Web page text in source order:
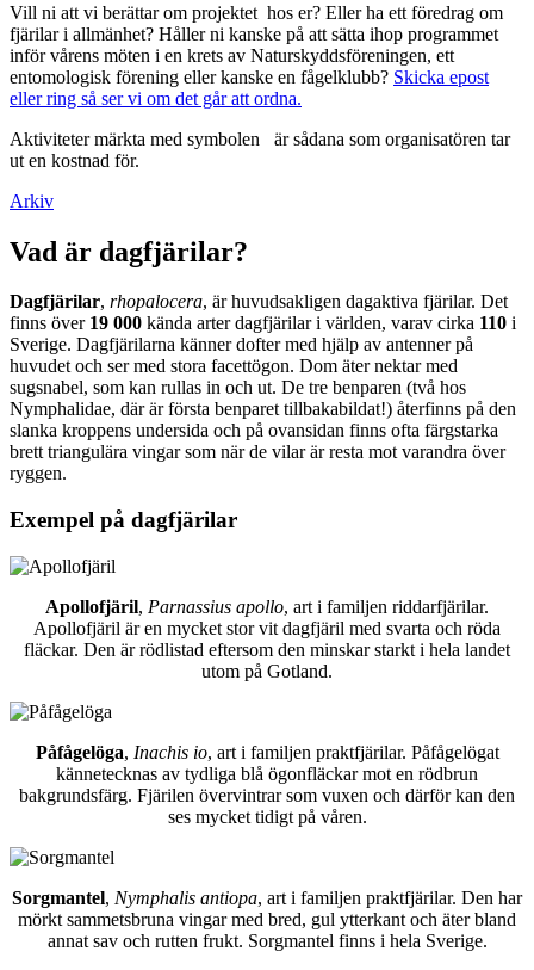
Vill ni att vi berättar om projektet hos er? Eller ha ett föredrag om
fjärilar i allmänhet? Håller ni kanske på att sätta ihop programmet
inför vårens möten i en krets av Naturskyddsföreningen, ett
entomologisk förening eller kanske en fågelklubb? Skicka epost
eller ring så ser vi om det går att ordna.
Aktiviteter märkta med symbolen
är sådana som organisatören tar
ut en kostnad för.
Arkiv
Vad är dagfjärilar?
Dagfjärilar, rhopalocera, är huvudsakligen dagaktiva fjärilar. Det
finns över 19 000 kända arter dagfjärilar i världen, varav cirka 110 i
Sverige. Dagfjärilarna känner dofter med hjälp av antenner på
huvudet och ser med stora facettögon. Dom äter nektar med
sugsnabel, som kan rullas in och ut. De tre benparen (två hos
Nymphalidae, där är första benparet tillbakabildat!) återfinns på den
slanka kroppens undersida och på ovansidan finns ofta färgstarka
brett triangulära vingar som när de vilar är resta mot varandra över
ryggen.
Exempel på dagfjärilar
Apollofjäril, Parnassius apollo, art i familjen riddarfjärilar.
Apollofjäril är en mycket stor vit dagfjäril med svarta och röda
fläckar. Den är rödlistad eftersom den minskar starkt i hela landet
utom på Gotland.
Påfågelöga, Inachis io, art i familjen praktfjärilar. Påfågelögat
kännetecknas av tydliga blå ögonfläckar mot en rödbrun
bakgrundsfärg. Fjärilen övervintrar som vuxen och därför kan den
ses mycket tidigt på våren.
Sorgmantel, Nymphalis antiopa, art i familjen praktfjärilar. Den har
mörkt sammetsbruna vingar med bred, gul ytterkant och äter bland
annat sav och rutten frukt. Sorgmantel finns i hela Sverige.